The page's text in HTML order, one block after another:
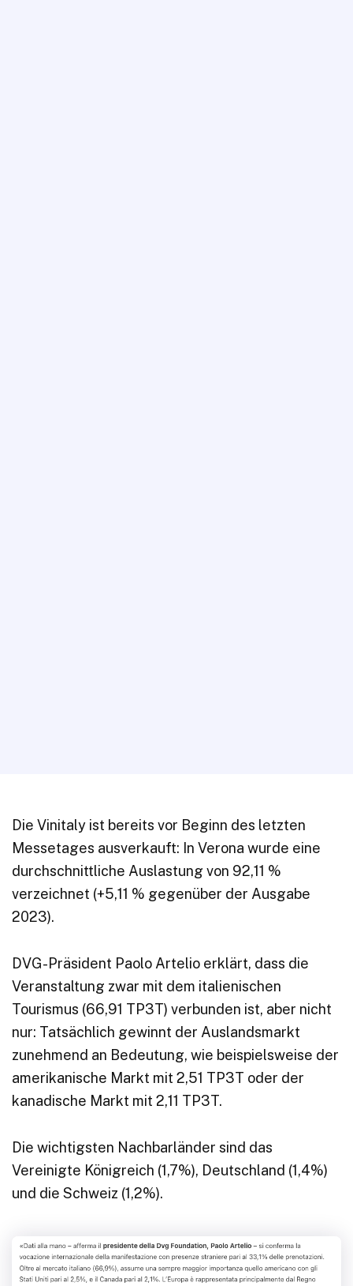
Die Vinitaly ist bereits vor Beginn des letzten
Messetages ausverkauft: In Verona wurde eine
durchschnittliche Auslastung von 92,11 %
verzeichnet (+5,11 % gegenüber der Ausgabe
2023).
DVG-Präsident Paolo Artelio erklärt, dass die
Veranstaltung zwar mit dem italienischen
Tourismus (66,91 TP3T) verbunden ist, aber nicht
nur: Tatsächlich gewinnt der Auslandsmarkt
zunehmend an Bedeutung, wie beispielsweise der
amerikanische Markt mit 2,51 TP3T oder der
kanadische Markt mit 2,11 TP3T.
Die wichtigsten Nachbarländer sind das
Vereinigte Königreich (1,7%), Deutschland (1,4%)
und die Schweiz (1,2%).